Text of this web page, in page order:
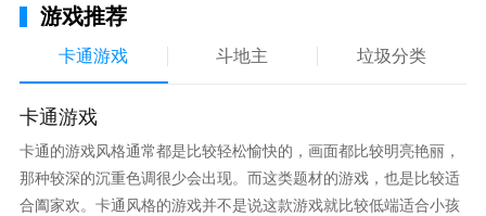
玩家们感受更加有趣精彩的玩法体验。
游戏推荐
卡通游戏 斗地主 垃圾分类
卡通游戏
卡通的游戏风格通常都是比较轻松愉快的，画面都比较明亮艳丽，
那种较深的沉重色调很少会出现。而这类题材的游戏，也是比较适
合阖家欢。卡通风格的游戏并不是说这款游戏就比较低端适合小孩